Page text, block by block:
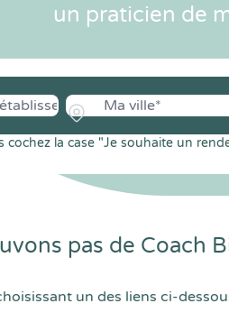
un praticien de
la case "Je souhaite un
pas de Coach
un des liens ci-